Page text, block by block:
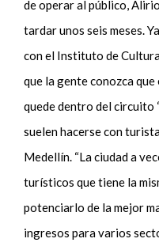
de operar al público,
tardar unos seis meses.
con el Instituto de
que la gente conozca
quede dentro del circuito
suelen hacerse con
Medellín. “La ciudad a
turísticos que tiene la
potenciarlo de la mejor
ingresos para varios